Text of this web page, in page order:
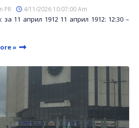
PR 4/11/2026 10:07:00 Am
11 април 1912 11 април 1912: 12:30 –
»